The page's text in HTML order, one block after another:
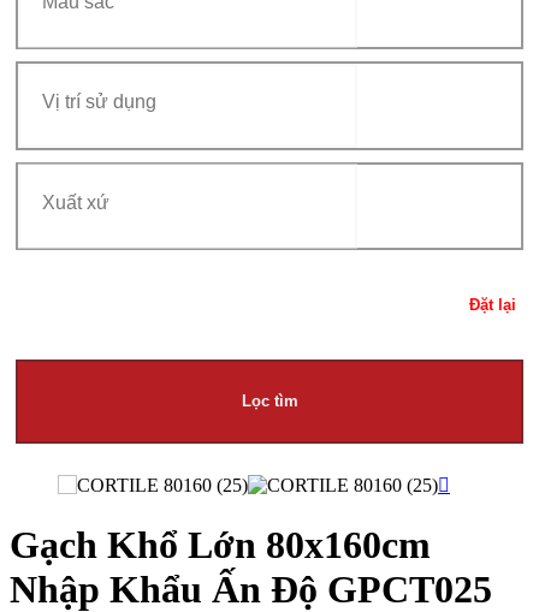
Đặt lại
Lọc tìm
Gạch Khổ Lớn 80x160cm
Nhập Khẩu Ấn Độ GPCT025